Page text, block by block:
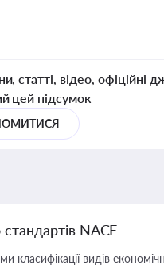
статті, відео, офіційні
цей підсумок
NACE
класифікації видів